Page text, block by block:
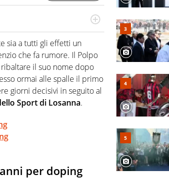
e far domande a idoli e
e li scova prima di loro
sia a tutti gli effetti un
che fa rumore. Il Polpo
il suo nome dopo
ormai alle spalle il primo
giorni decisivi in seguito al
Sport di Losanna.
per doping